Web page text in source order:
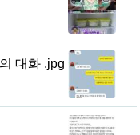
대화 .jpg